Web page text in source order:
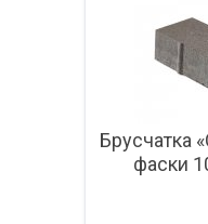
Брусчатка
фаски